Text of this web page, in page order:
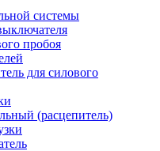
системы
пробоя
для силового
(расцепитель)